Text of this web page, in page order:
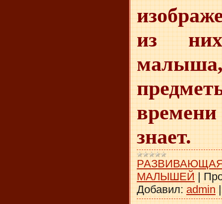
из
знает.
МАЛЫШЕЙ |
Добавил: admin